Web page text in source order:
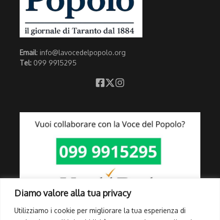
Diamo valore alla tua privacy
Utilizziamo i cookie per migliorare la tua esperienza di
Email: info@lavocedelpopolo.org
Tel: 099 9915295